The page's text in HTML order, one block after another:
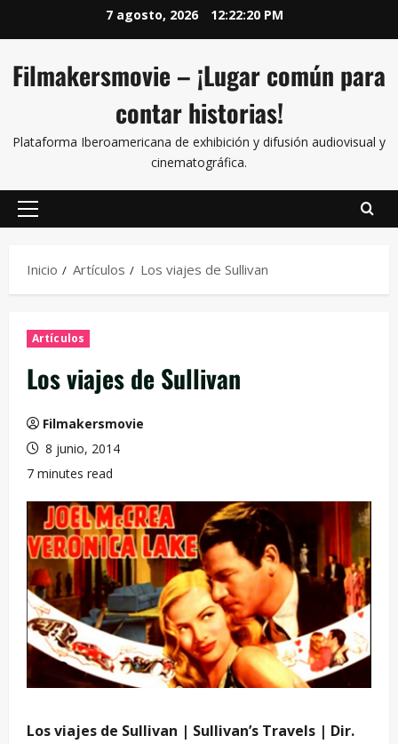
7 agosto, 2026 12:22:21 PM
Filmakersmovie – ¡Lugar común para
contar historias!
Plataforma Iberoamericana de exhibición y difusión audiovisual y
cinematográfica.
Inicio Artículos Los viajes de Sullivan
Artículos
Los viajes de Sullivan
Filmakersmovie
8 junio, 2014
7 minutes read
Los viajes de Sullivan | Sullivan’s Travels | Dir.